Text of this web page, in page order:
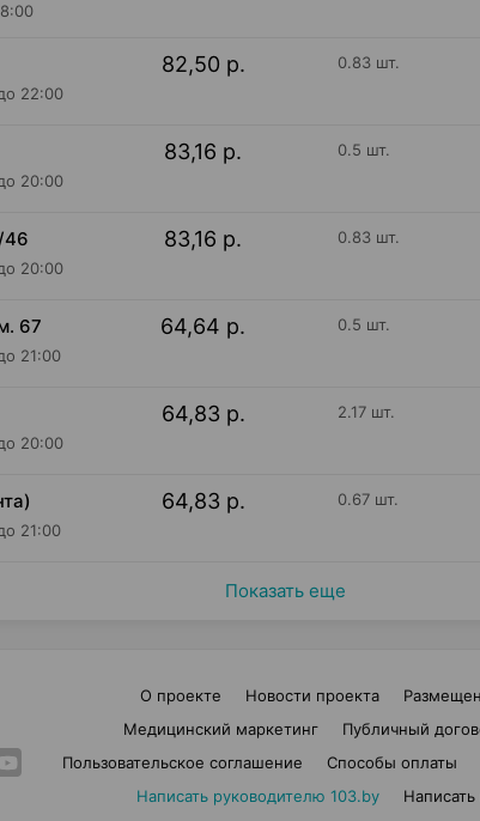
22:00
82,50 р. 0.83 шт.
20:00
83,16 р. 0.5 шт.
46
20:00
83,16 р. 0.83 шт.
67
21:00
64,64 р. 0.5 шт.
20:00
64,83 р. 2.17 шт.
21:00
64,83 р. 0.67 шт.
Показать еще
О проекте Новости проекта
Медицинский маркетинг
Публичный
Пользовательское соглашение
Способы оплаты
Написать руководителю 103.by